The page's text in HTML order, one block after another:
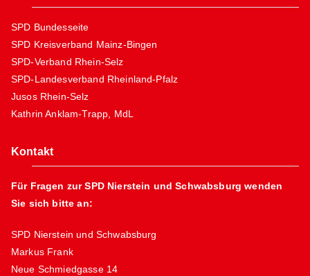
SPD Bundesseite
SPD Kreisverband Mainz-Bingen
SPD-Verband Rhein-Selz
SPD-Landesverband Rheinland-Pfalz
Jusos Rhein-Selz
Kathrin Anklam-Trapp, MdL
Kontakt
Für Fragen zur SPD Nierstein und Schwabsburg wenden
Sie sich bitte an:
SPD Nierstein und Schwabsburg
Markus Frank
Neue Schmiedgasse 14